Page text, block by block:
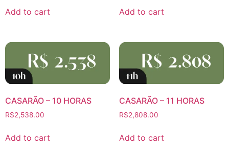
Add to cart Add to cart
CASARÃO – 10 HORAS
R$2,538.00
Add to cart
CASARÃO – 11 HORAS
R$2,808.00
Add to cart